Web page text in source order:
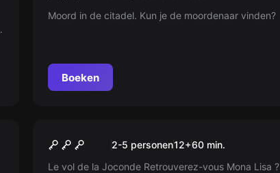
Moord in de citadel. Kun je de moordenaar vinden?
Boeken
Secrets de Léonard
2-5 personen12+60 min.
Le vol de la Joconde Retrouverez-vous Mona Lisa ?